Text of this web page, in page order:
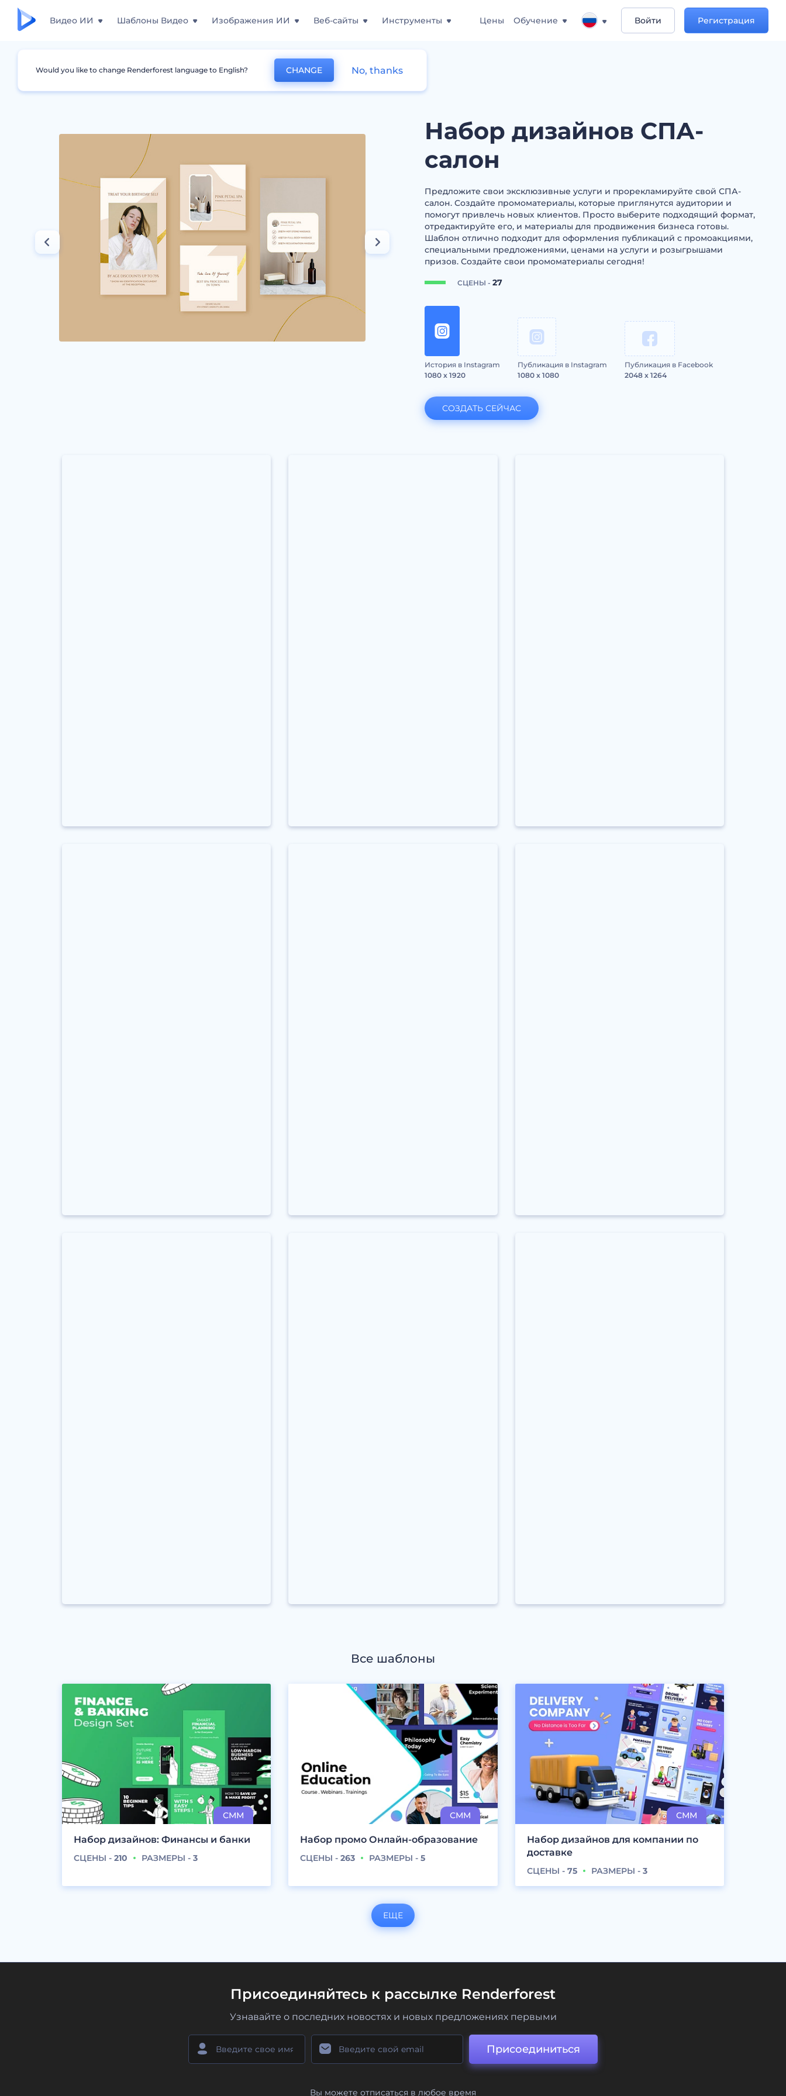
Видео ИИ Шаблоны Видео Изображения ИИ Веб-сайты Инструменты Цены Обучение Войти Регистрация
Дизайны Сторис для Instagram Набор дизайнов СПА-салон
Набор дизайнов СПА-
салон
Предложите свои эксклюзивные услуги и прорекламируйте свой СПА-
салон. Создайте промоматериалы, которые приглянутся аудитории и
помогут привлечь новых клиентов. Просто выберите подходящий формат,
отредактируйте его, и материалы для продвижения бизнеса готовы.
Шаблон отлично подходит для оформления публикаций с промоакциями,
специальными предложениями, ценами на услуги и розыгрышами
призов. Создайте свои промоматериалы сегодня!
СЦЕНЫ - 27
История в Instagram
1080 x 1920
Публикация в Instagram
1080 x 1080
Публикация в Facebook
2048 x 1264
СОЗДАТЬ СЕЙЧАС
Все шаблоны
Набор дизайнов: Финансы и банки
СЦЕНЫ -210 РАЗМЕРЫ -3
Набор промо Онлайн-образование
СЦЕНЫ -263 РАЗМЕРЫ -5
Набор дизайнов для компании по
доставке
СЦЕНЫ - 75 РАЗМЕРЫ - 3
ЕЩЕ
Присоединяйтесь к рассылке Renderforest
Узнавайте о последних новостях и новых предложениях первыми
Присоединиться
Вы можете отписаться в любое время
Would you like to change Renderforest language to English? CHANGE No, thanks